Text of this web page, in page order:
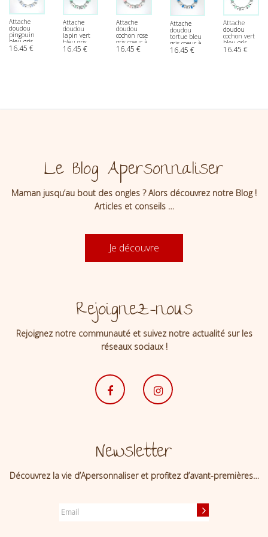
Attache
doudou
pingouin
bleu gris
coeur à
16.45 €
Attache
doudou
lapin vert
bleu gris
coeur à
16.45 €
Attache
doudou
cochon rose
gris coeur à
personnaliser
16.45€
Attache
doudou
tortue bleu
gris coeur à
personnaliser
16.45 €
Attache
doudou
cochon vert
bleu gris
coeur à
16.45€
Le Blog Apersonnaliser
Maman jusqu’au bout des ongles ? Alors découvrez notre Blog !
Articles et conseils …
Je découvre
Rejoignez-nous
Rejoignez notre communauté et suivez notre actualité sur les
réseaux sociaux !
Newsletter
Découvrez la vie d’Apersonnaliser et profitez d’avant-premières…